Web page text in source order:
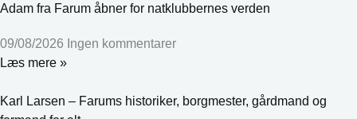
Adam fra Farum åbner for natklubbernes verden
09/08/2026 Ingen kommentarer
Læs mere »
Karl Larsen – Farums historiker, borgmester, gårdmand og